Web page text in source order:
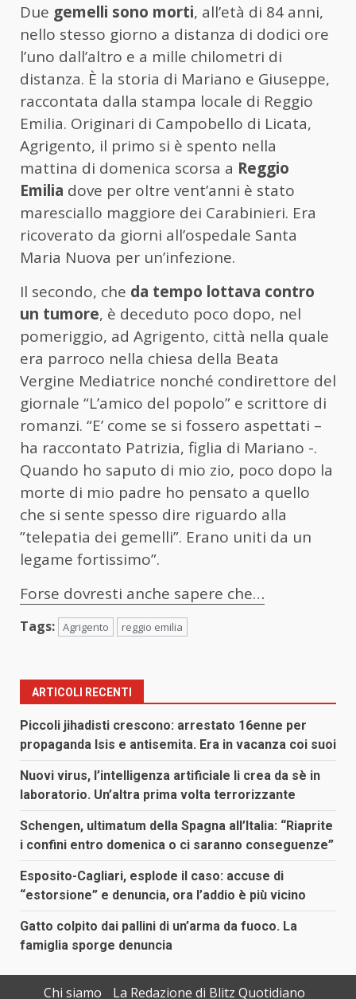
Due gemelli sono morti, all’età di 84 anni,
nello stesso giorno a distanza di dodici ore
l’uno dall’altro e a mille chilometri di
distanza. È la storia di Mariano e Giuseppe,
raccontata dalla stampa locale di Reggio
Emilia. Originari di Campobello di Licata,
Agrigento, il primo si è spento nella
mattina di domenica scorsa a Reggio
Emilia dove per oltre vent’anni è stato
maresciallo maggiore dei Carabinieri. Era
ricoverato da giorni all’ospedale Santa
Maria Nuova per un’infezione.
Il secondo, che da tempo lottava contro
un tumore, è deceduto poco dopo, nel
pomeriggio, ad Agrigento, città nella quale
era parroco nella chiesa della Beata
Vergine Mediatrice nonché condirettore del
giornale “L’amico del popolo” e scrittore di
romanzi. “E’ come se si fossero aspettati –
ha raccontato Patrizia, figlia di Mariano -.
Quando ho saputo di mio zio, poco dopo la
morte di mio padre ho pensato a quello
che si sente spesso dire riguardo alla
”telepatia dei gemelli”. Erano uniti da un
legame fortissimo”.
Forse dovresti anche sapere che…
Tags: Agrigento reggio emilia
ARTICOLI RECENTI
Piccoli jihadisti crescono: arrestato 16enne per
propaganda Isis e antisemita. Era in vacanza coi suoi
Nuovi virus, l’intelligenza artificiale li crea da sè in
laboratorio. Un’altra prima volta terrorizzante
Schengen, ultimatum della Spagna all’Italia: “Riaprite
i confini entro domenica o ci saranno conseguenze”
Esposito-Cagliari, esplode il caso: accuse di
“estorsione” e denuncia, ora l’addio è più vicino
Gatto colpito dai pallini di un’arma da fuoco. La
famiglia sporge denuncia
Chi siamo La Redazione di Blitz Quotidiano